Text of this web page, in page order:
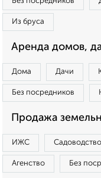
Из бруса
Аренда домов,
Дома Дачи
Без посредников
Продажа
ИЖС Садоводство
Агенство Без